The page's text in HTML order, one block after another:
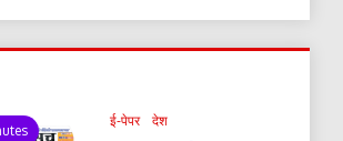
ई-पेपर देश